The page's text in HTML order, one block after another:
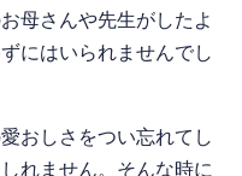
母さんや先生がしたよ
にはいられませんでし
おしさをつい忘れてし
れません。そんな時に